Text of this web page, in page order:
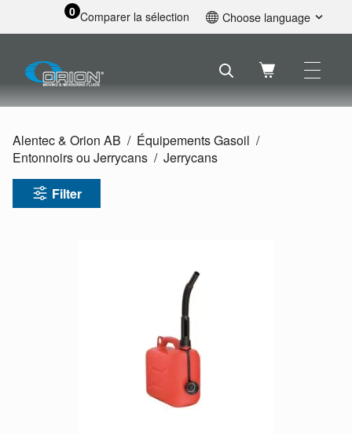
0 Comparer la sélection Choose language
Svenska
Nederlands
Deutsch
Alentec & Orion AB
Équipements Gasoil
Entonnoirs ou Jerrycans
Jerrycans
Filter